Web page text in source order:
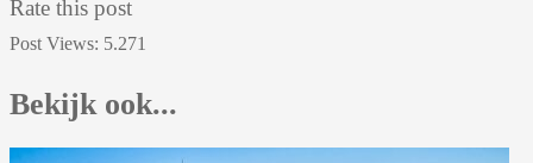
Rate this post
Post Views: 5.271
Bekijk ook...